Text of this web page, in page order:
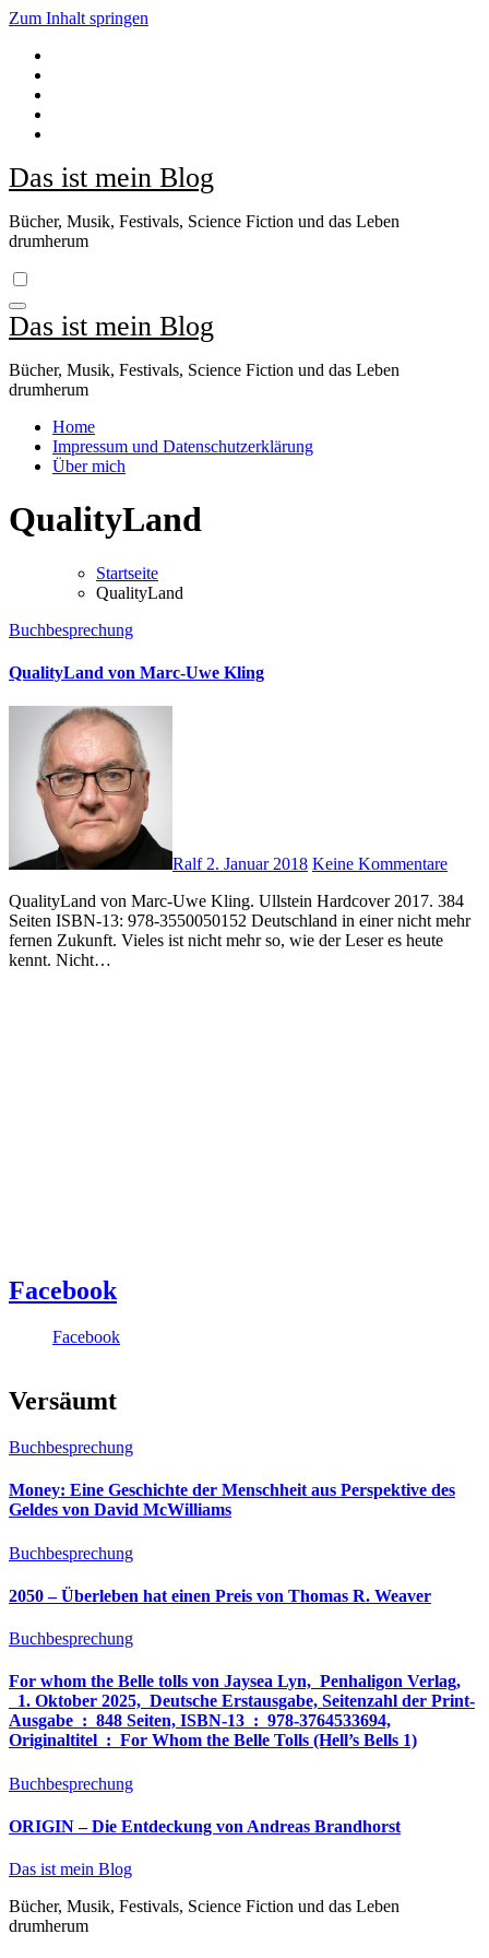
Zum Inhalt springen
Das ist mein Blog
Bücher, Musik, Festivals, Science Fiction und das Leben
drumherum
Das ist mein Blog
Bücher, Musik, Festivals, Science Fiction und das Leben
drumherum
Home
Impressum und Datenschutzerklärung
Über mich
QualityLand
Startseite
QualityLand
Buchbesprechung
QualityLand von Marc-Uwe Kling
Ralf2. Januar 2018 Keine Kommentare
QualityLand von Marc-Uwe Kling. Ullstein Hardcover 2017. 384
Seiten ISBN-13: 978-3550050152 Deutschland in einer nicht mehr
fernen Zukunft. Vieles ist nicht mehr so, wie der Leser es heute
kennt. Nicht…
Facebook
Facebook
Versäumt
Buchbesprechung
Money: Eine Geschichte der Menschheit aus Perspektive des
Geldes von David McWilliams
Buchbesprechung
2050 – Überleben hat einen Preis von Thomas R. Weaver
Buchbesprechung
For whom the Belle tolls von Jaysea Lyn, ‎ Penhaligon Verlag,
‎ 1. Oktober 2025, ‎ Deutsche Erstausgabe, Seitenzahl der Print-
Ausgabe ‏ : ‎ 848 Seiten, ISBN-13 ‏ : ‎ 978-3764533694,
Originaltitel ‏ : ‎ For Whom the Belle Tolls (Hell’s Bells 1)
Buchbesprechung
ORIGIN – Die Entdeckung von Andreas Brandhorst
Das ist mein Blog
Bücher, Musik, Festivals, Science Fiction und das Leben
drumherum